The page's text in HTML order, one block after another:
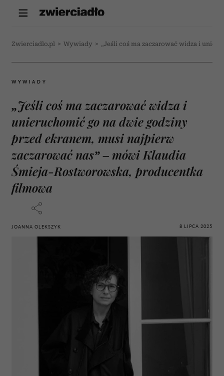
Zwierciadlo.pl > Wywiady > „Jeśli coś ma zaczarować widza i
WYWIADY
„Jeśli coś ma zaczarować widza i
unieruchomić go na dwie godziny
przed ekranem, musi najpierw
zaczarować nas” – mówi Klaudia
Śmieja-Rostworowska, producentka
filmowa
JOANNA OLEKSZYK 8 LIPCA 2025